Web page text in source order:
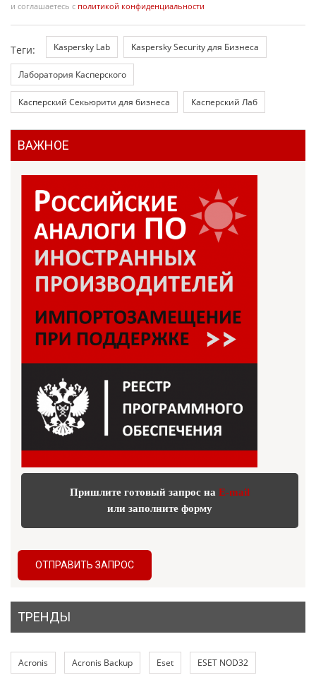
и соглашаетесь с политикой конфиденциальности
Теги: Kaspersky Lab Kaspersky Security для Бизнеса
Лаборатория Касперского
Касперский Секьюрити для бизнеса Касперский Лаб
ВАЖНОЕ
Пришлите готовый запрос на E-mail
или заполните форму
ОТПРАВИТЬ ЗАПРОС
ТРЕНДЫ
Acronis Acronis Backup Eset ESET NOD32